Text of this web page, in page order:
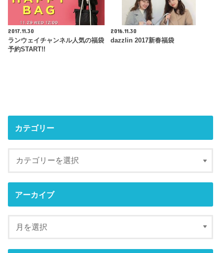
2017.11.30
ランウェイチャンネル人気の福袋
予約START!!
2016.11.30
dazzlin 2017新春福袋
カテゴリー
アーカイブ